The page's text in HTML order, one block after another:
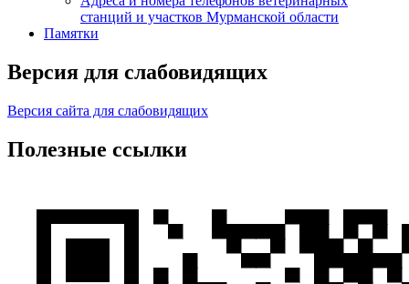
станций и участков Мурманской области
Памятки
Версия для слабовидящих
Версия сайта для слабовидящих
Полезные ссылки